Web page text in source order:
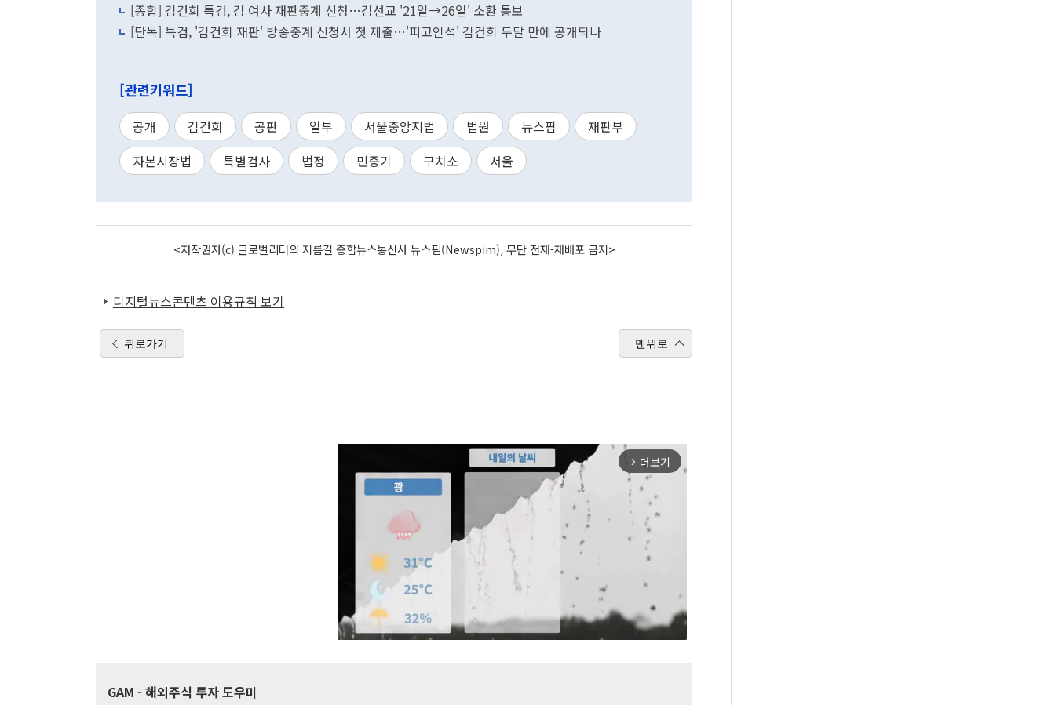
[종합] 김건희 특검, 김 여사 재판중계 신청…김선교 '21일→26일' 소환 통보
[단독] 특검, '김건희 재판' 방송중계 신청서 첫 제출…'피고인석' 김건희 두달 만에 공개되나
[관련키워드]
공개 김건희 공판 일부 서울중앙지법 법원 뉴스핌
재판부
자본시장법
특별검사 법정 민중기 구치소 서울
<저작권자(c) 글로벌리더의 지름길 종합뉴스통신사 뉴스핌(Newspim), 무단 전재-재배포 금지>
디지털뉴스콘텐츠 이용규칙 보기
뒤로가기 맨위로
arrow_forward_ios 더보기
GAM - 해외주식 투자 도우미